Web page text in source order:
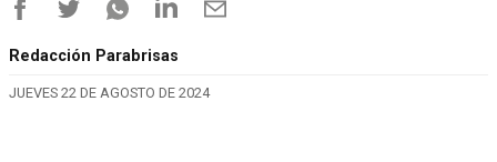
Redacción Parabrisas
JUEVES 22 DE AGOSTO DE 2024